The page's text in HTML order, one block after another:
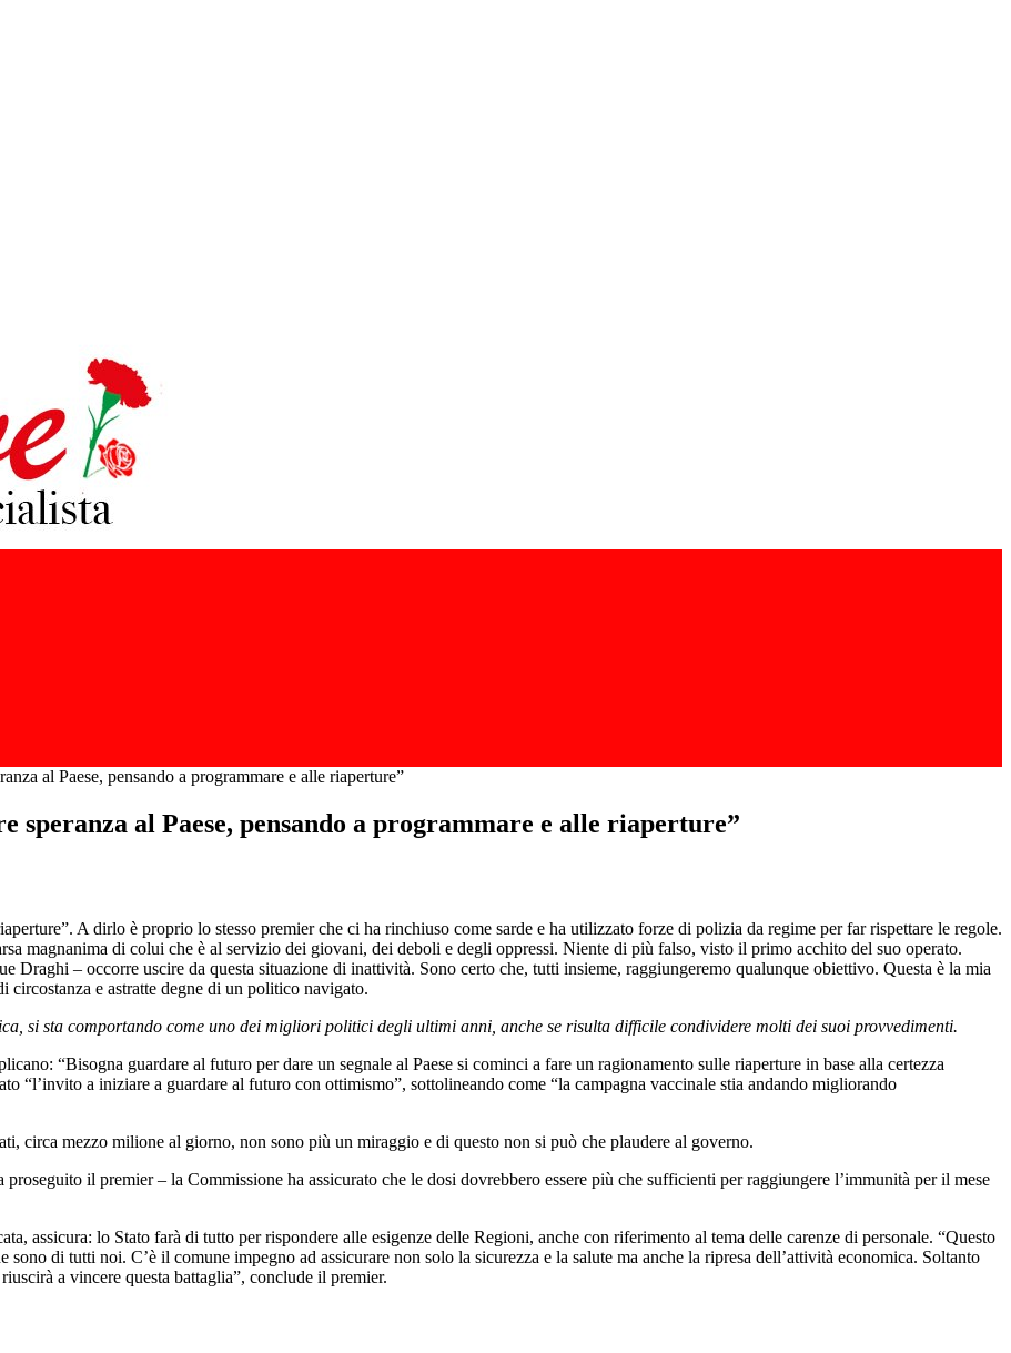
al Paese, pensando a programmare e alle riaperture”
al Paese, pensando a programmare e alle riaperture”
A dirlo è proprio lo stesso premier che ci ha rinchiuso come sarde e ha utilizzato forze di polizia da regime per far rispettare le regole.
magnanima di colui che è al servizio dei giovani, dei deboli e degli oppressi. Niente di più falso, visto il primo acchito del suo operato.
Draghi – occorre uscire da questa situazione di inattività. Sono certo che, tutti insieme, raggiungeremo qualunque obiettivo. Questa è la mia
circostanza e astratte degne di un politico navigato.
si sta comportando come uno dei migliori politici degli ultimi anni, anche se risulta difficile condividere molti dei suoi provvedimenti.
“Bisogna guardare al futuro per dare un segnale al Paese si cominci a fare un ragionamento sulle riaperture in base alla certezza
“l’invito a iniziare a guardare al futuro con ottimismo”, sottolineando come “la campagna vaccinale stia andando migliorando
circa mezzo milione al giorno, non sono più un miraggio e di questo non si può che plaudere al governo.
il premier – la Commissione ha assicurato che le dosi dovrebbero essere più che sufficienti per raggiungere l’immunità per il mese
assicura: lo Stato farà di tutto per rispondere alle esigenze delle Regioni, anche con riferimento al tema delle carenze di personale. “Questo
di tutti noi. C’è il comune impegno ad assicurare non solo la sicurezza e la salute ma anche la ripresa dell’attività economica. Soltanto
a vincere questa battaglia”, conclude il premier.